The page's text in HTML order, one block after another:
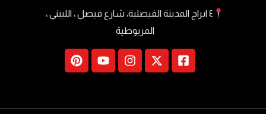
٤ ابراج المدينة الفيصلية، شارع فيصل ، اللبيني ،
المريوطية